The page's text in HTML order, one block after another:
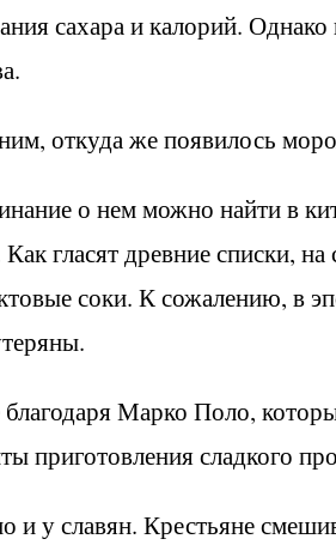
сахара и калорий. Однако
откуда же появилось
о нем можно найти в
гласят древние списки,
соки. К сожалению, в
Марко Поло,
приготовления сладкого
и у славян. Крестьяне